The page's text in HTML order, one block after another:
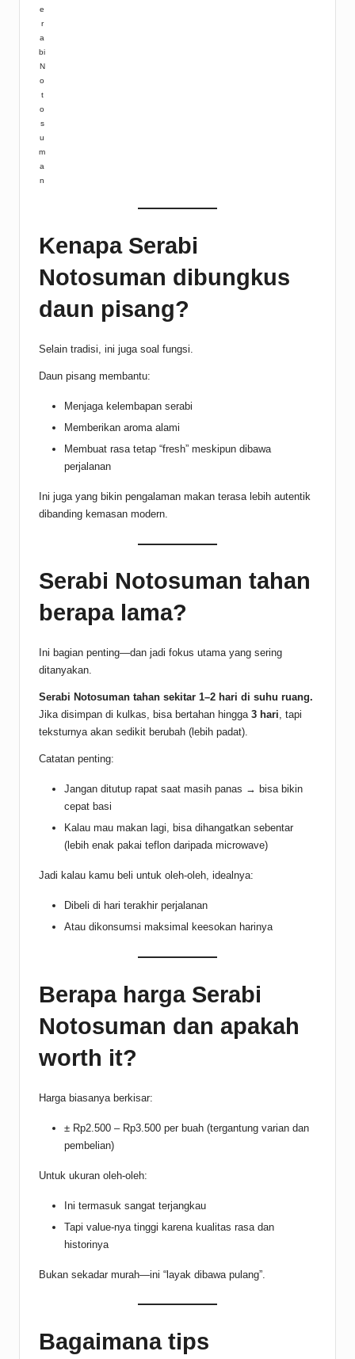
e
r
a
bi
N
o
t
o
s
u
m
a
n
Kenapa Serabi
Notosuman dibungkus
daun pisang?
Selain tradisi, ini juga soal fungsi.
Daun pisang membantu:
Menjaga kelembapan serabi
Memberikan aroma alami
Membuat rasa tetap “fresh” meskipun dibawa
perjalanan
Ini juga yang bikin pengalaman makan terasa lebih autentik
dibanding kemasan modern.
Serabi Notosuman tahan
berapa lama?
Ini bagian penting—dan jadi fokus utama yang sering
ditanyakan.
Serabi Notosuman tahan sekitar 1–2 hari di suhu ruang.
Jika disimpan di kulkas, bisa bertahan hingga 3 hari, tapi
teksturnya akan sedikit berubah (lebih padat).
Catatan penting:
Jangan ditutup rapat saat masih panas → bisa bikin
cepat basi
Kalau mau makan lagi, bisa dihangatkan sebentar
(lebih enak pakai teflon daripada microwave)
Jadi kalau kamu beli untuk oleh-oleh, idealnya:
Dibeli di hari terakhir perjalanan
Atau dikonsumsi maksimal keesokan harinya
Berapa harga Serabi
Notosuman dan apakah
worth it?
Harga biasanya berkisar:
± Rp2.500 – Rp3.500 per buah (tergantung varian dan
pembelian)
Untuk ukuran oleh-oleh:
Ini termasuk sangat terjangkau
Tapi value-nya tinggi karena kualitas rasa dan
historinya
Bukan sekadar murah—ini “layak dibawa pulang”.
Bagaimana tips